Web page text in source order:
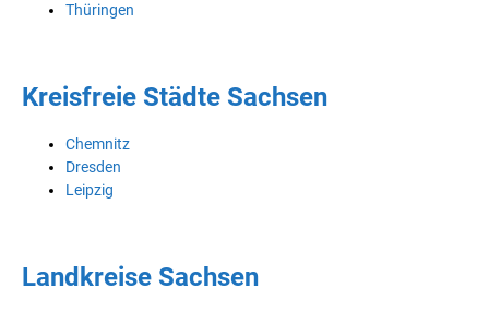
Thüringen
Kreisfreie Städte Sachsen
Chemnitz
Dresden
Leipzig
Landkreise Sachsen